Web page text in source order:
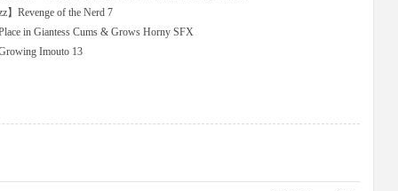
】Revenge of the Nerd 7
in Giantess Cums & Grows Horny SFX
Imouto 13